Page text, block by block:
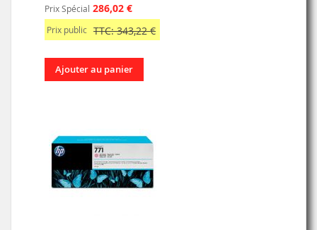
Prix Spécial 286,02 €
Prix public TTC: 343,22 €
Ajouter au panier